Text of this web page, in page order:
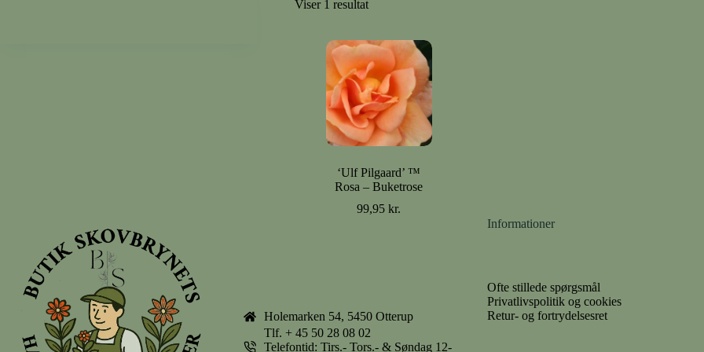
Viser 1 resultat
‘Ulf Pilgaard’ ™
Rosa – Buketrose
99,95kr.
Holemarken 54, 5450 Otterup
Tlf. + 45 50 28 08 02
Telefontid: Tirs.- Tors.- & Søndag 12-
Informationer
Ofte stillede spørgsmål
Privatlivspolitik og cookies
Retur- og fortrydelsesret